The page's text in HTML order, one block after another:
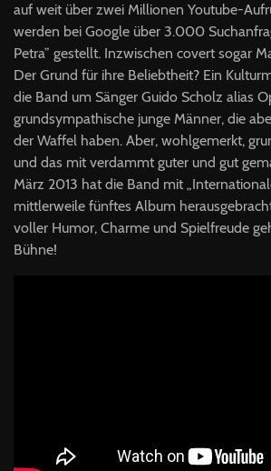
auf weit über zwei Millionen Youtube-
werden bei Google über 3.000
Petra” gestellt. Inzwischen covert sogar
Der Grund für ihre Beliebtheit? Ein
die Band um Sänger Guido Scholz alias
grundsympathische junge Männer, die
der Waffel haben. Aber, wohlgemerkt,
und das mit verdammt guter und gut
März 2013 hat die Band mit
mittlerweile fünftes Album
voller Humor, Charme und Spielfreude
Bühne!